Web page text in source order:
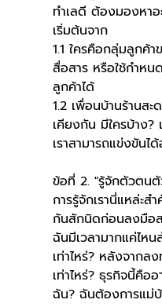
ทำเลดี ต้องมองหาอ
เริ่มต้นจาก
1.1 ใครคือกลุ่มลูกค้
สื่อสาร หรือใช้กำหน
ลูกค้าได้
1.2 เพื่อนบ้านร้านส
เคียงกัน มีใครบ้าง
เราสามารถแข่งขัน
ข้อที่ 2. "รู้จักตัวตนตั
การรู้จักเรานี่แหล่ะส
กันสักนิดก่อนลงมือส
ฉันมีเวลามากแค่ไห
เท่าไหร่? หลังจากล
เท่าไหร่? ธุรกิจนี้คือ
ฉัน? ฉันต้องการแม่